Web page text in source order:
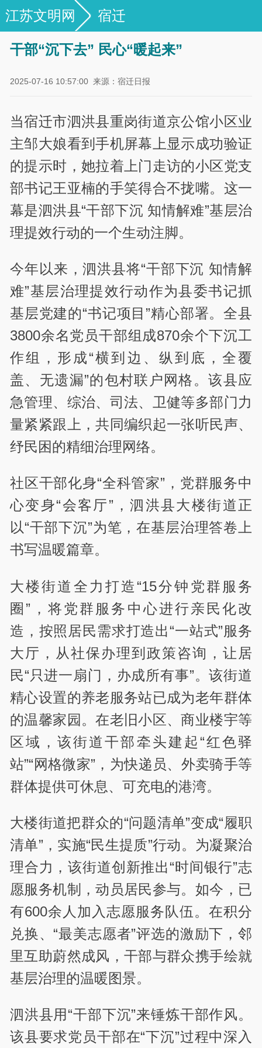
江苏文明网 宿迁
干部“沉下去” 民心“暖起来”
2025-07-16 10:57:00 来源：宿迁日报
当宿迁市泗洪县重岗街道京公馆小区业
主邹大娘看到手机屏幕上显示成功验证
的提示时，她拉着上门走访的小区党支
部书记王亚楠的手笑得合不拢嘴。这一
幕是泗洪县“干部下沉 知情解难”基层治
理提效行动的一个生动注脚。
今年以来，泗洪县将“干部下沉 知情解
难”基层治理提效行动作为县委书记抓
基层党建的“书记项目”精心部署。全县
3800余名党员干部组成870余个下沉工
作组，形成“横到边、纵到底，全覆
盖、无遗漏”的包村联户网格。该县应
急管理、综治、司法、卫健等多部门力
量紧紧跟上，共同编织起一张听民声、
纾民困的精细治理网络。
社区干部化身“全科管家”，党群服务中
心变身“会客厅”，泗洪县大楼街道正
以“干部下沉”为笔，在基层治理答卷上
书写温暖篇章。
大楼街道全力打造“15分钟党群服务
圈”，将党群服务中心进行亲民化改
造，按照居民需求打造出“一站式”服务
大厅，从社保办理到政策咨询，让居
民“只进一扇门，办成所有事”。该街道
精心设置的养老服务站已成为老年群体
的温馨家园。在老旧小区、商业楼宇等
区域，该街道干部牵头建起“红色驿
站”“网格微家”，为快递员、外卖骑手等
群体提供可休息、可充电的港湾。
大楼街道把群众的“问题清单”变成“履职
清单”，实施“民生提质”行动。为凝聚治
理合力，该街道创新推出“时间银行”志
愿服务机制，动员居民参与。如今，已
有600余人加入志愿服务队伍。在积分
兑换、“最美志愿者”评选的激励下，邻
里互助蔚然成风，干部与群众携手绘就
基层治理的温暖图景。
泗洪县用“干部下沉”来锤炼干部作风。
该县要求党员干部在“下沉”过程中深入